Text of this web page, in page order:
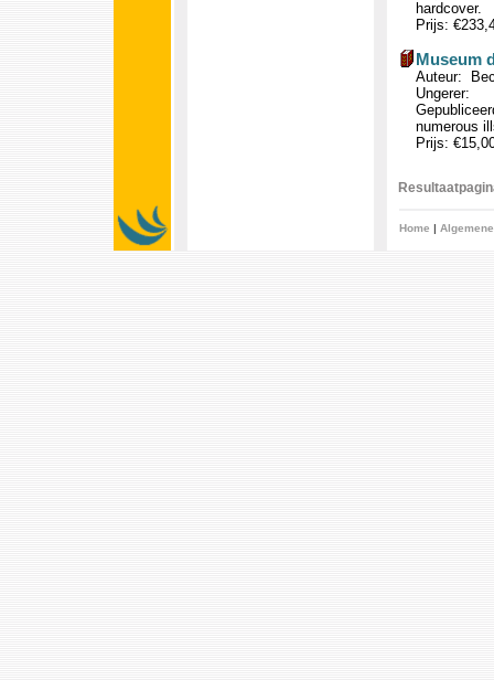
hardcover.
Prijs:
Museum
Auteur:
Ungerer:
numerous
Prijs:
Home |